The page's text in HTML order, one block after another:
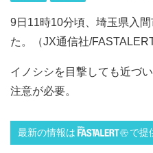
9日11時10分頃、埼玉県入
た。（JX通信社/FASTALERT
イノシシを目撃しても近づ
注意が必要。
最新の情報は で提